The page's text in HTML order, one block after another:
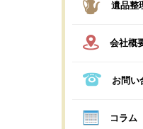
遺品整
会社概
お問い
コラム